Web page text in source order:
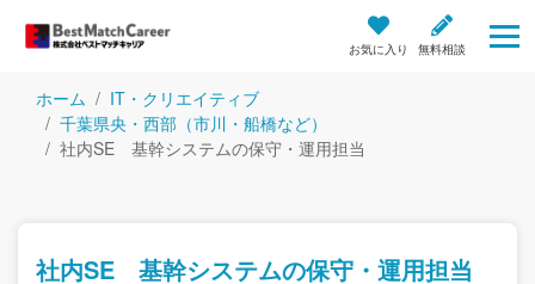
お気に入り 無料相談
ホーム
IT・クリエイティブ
千葉県央・西部（市川・船橋など）
社内SE 基幹システムの保守・運用担当
社内SE 基幹システムの保守・運用担当